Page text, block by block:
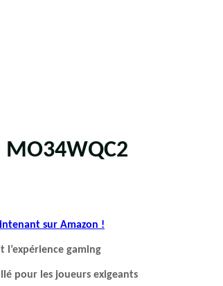
sur Amazon !
l’expérience gaming
pour les joueurs exigeants